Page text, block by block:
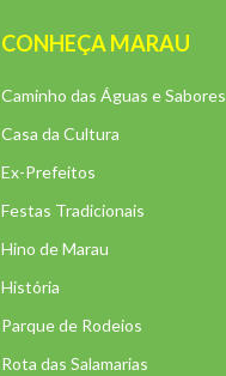
CONHEÇA MARAU
Caminho das Águas e Sabores
Casa da Cultura
Ex-Prefeitos
Festas Tradicionais
Hino de Marau
História
Parque de Rodeios
Rota das Salamarias